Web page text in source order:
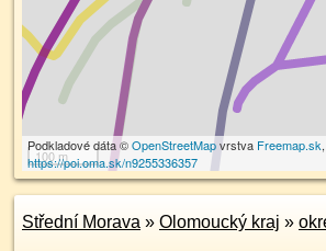
100 m
Podkladové dáta ©OpenStreetMapvrstva Freemap.sk
https://poi.oma.sk/n9255336357
Střední Morava » Olomoucký kraj »